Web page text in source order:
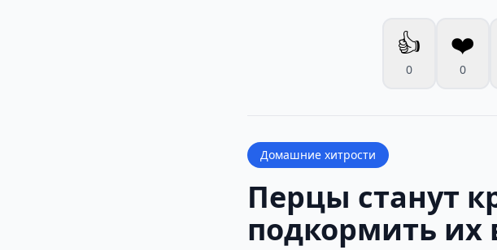
👍
0
❤️
0
Домашние хитрости
Перцы станут
подкормить их